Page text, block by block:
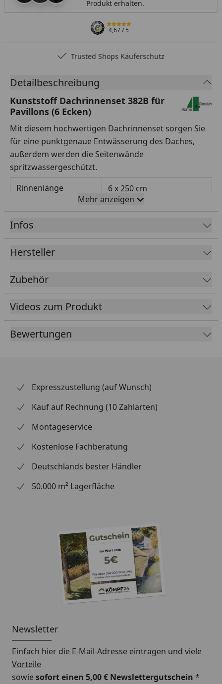
Produkt erhalten.
4,67/ 5
Trusted Shops Käuferschutz
Detailbeschreibung
Kunststoff Dachrinnenset 382B für
Pavillons (6 Ecken)
Mit diesem hochwertigen Dachrinnenset sorgen Sie
für eine punktgenaue Entwässerung des Daches,
außerdem werden die Seitenwände
spritzwassergeschützt.
Rinnenlänge
6 x 250 cm
Fallrohrdurchmesser
60 mm
Material
Farbe
Lieferumfang
2 Fallrohre
Optional erhältlich
(siehe Reiter
"Zubehör")
Regensammler mit
Überlaufstopp jeweils für
Anschluss einer
Hinweis: Für die Montage werden Traufbretter
benötigt.
Montageanleitung Wulstrinne Typ 300
(Rinnenbreite 125 mm)
Mehr anzeigen
Infos
Hersteller
Zubehör
Videos zum Produkt
Bewertungen
Expresszustellung (auf Wunsch)
Kauf auf Rechnung (10 Zahlarten)
Montageservice
Kostenlose Fachberatung
Deutschlands bester Händler
50.000 m² Lagerfläche
Newsletter
Einfach hier die E-Mail-Adresse eintragen und viele
Vorteile
sowiesofort einen 5,00 € Newslettergutschein *